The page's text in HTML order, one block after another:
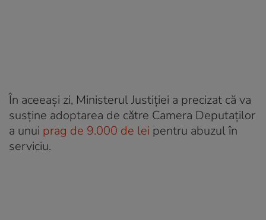
În aceeași zi, Ministerul Justiției a precizat că va
susține adoptarea de către Camera Deputaților
a unui prag de 9.000 de lei pentru abuzul în
serviciu.